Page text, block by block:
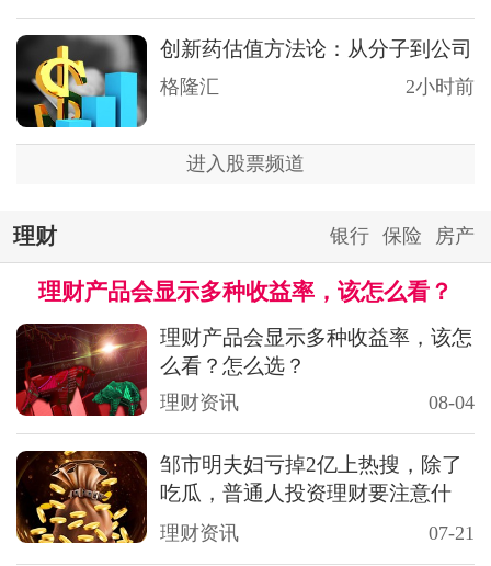
创新药估值方法论：从分子到公司
格隆汇 2小时前
进入股票频道
理财 房产
保险
银行
理财产品会显示多种收益率，该怎么看？
理财产品会显示多种收益率，该怎
么看？怎么选？
理财资讯 08-04
邹市明夫妇亏掉2亿上热搜，除了
吃瓜，普通人投资理财要注意什
么？
理财资讯 07-21